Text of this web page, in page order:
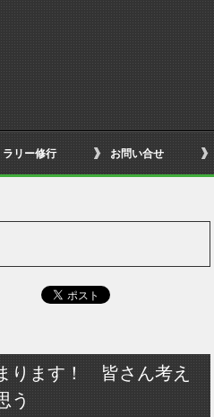
ラリー修行 お問い合せ
ります！ 皆さん考え
う